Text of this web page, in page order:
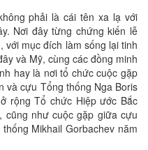
phải là cái tên xa lạ với
Nơi đây từng chứng kiến lễ
với mục đích làm sống lại tinh
và Mỹ, cùng các đồng minh
hay là nơi tổ chức cuộc gặp
và cựu Tổng thống Nga Boris
rộng Tổ chức Hiệp ước Bắc
cũng như cuộc gặp giữa cựu
Mikhail Gorbachev năm